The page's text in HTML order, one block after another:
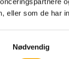
eller som de har
Nødvendig